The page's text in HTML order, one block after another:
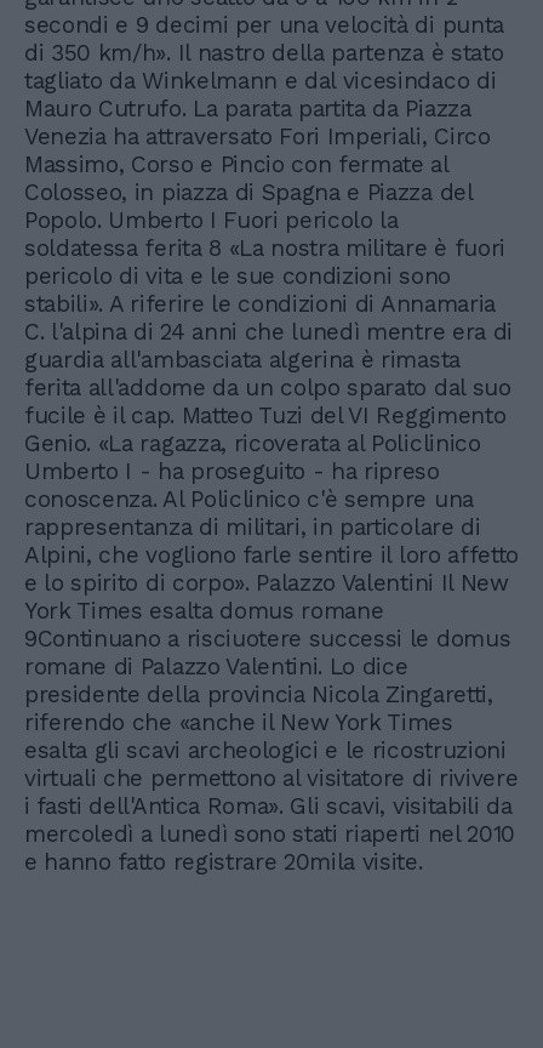
secondi e 9 decimi per una velocità di punta
di 350 km/h». Il nastro della partenza è stato
tagliato da Winkelmann e dal vicesindaco di
Mauro Cutrufo. La parata partita da Piazza
Venezia ha attraversato Fori Imperiali, Circo
Massimo, Corso e Pincio con fermate al
Colosseo, in piazza di Spagna e Piazza del
Popolo. Umberto I Fuori pericolo la
soldatessa ferita 8 «La nostra militare è fuori
pericolo di vita e le sue condizioni sono
stabili». A riferire le condizioni di Annamaria
C. l'alpina di 24 anni che lunedì mentre era di
guardia all'ambasciata algerina è rimasta
ferita all'addome da un colpo sparato dal suo
fucile è il cap. Matteo Tuzi del VI Reggimento
Genio. «La ragazza, ricoverata al Policlinico
Umberto I - ha proseguito - ha ripreso
conoscenza. Al Policlinico c'è sempre una
rappresentanza di militari, in particolare di
Alpini, che vogliono farle sentire il loro affetto
e lo spirito di corpo». Palazzo Valentini Il New
York Times esalta domus romane
9Continuano a risciuotere successi le domus
romane di Palazzo Valentini. Lo dice
presidente della provincia Nicola Zingaretti,
riferendo che «anche il New York Times
esalta gli scavi archeologici e le ricostruzioni
virtuali che permettono al visitatore di rivivere
i fasti dell'Antica Roma». Gli scavi, visitabili da
mercoledì a lunedì sono stati riaperti nel 2010
e hanno fatto registrare 20mila visite.